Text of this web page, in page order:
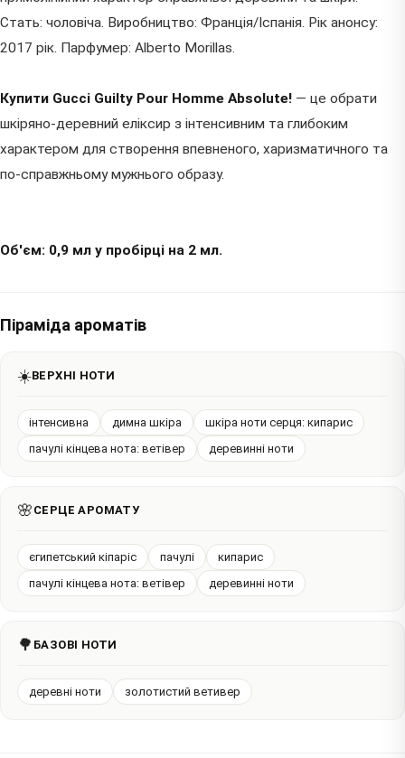
Стать: чоловіча. Виробництво: Франція/Іспанія. Рік анонсу:
2017 рік. Парфумер: Alberto Morillas.
Купити Gucci Guilty Pour Homme Absolute! — це обрати
шкіряно-деревний еліксир з інтенсивним та глибоким
характером для створення впевненого, харизматичного та
по-справжньому мужнього образу.
Об'єм: 0,9 мл у пробірці на 2 мл.
Піраміда ароматів
☀️ВЕРХНІ НОТИ
інтенсивна димна шкіра
шкіра ноти серця: кипарис
пачулі кінцева нота: ветівер
деревинні ноти
🌸 СЕРЦЕ АРОМАТУ
єгипетський кіпаріс пачулі
кипарис
пачулі кінцева нота: ветівер
деревинні ноти
🌳 БАЗОВІ НОТИ
деревні ноти золотистий ветивер